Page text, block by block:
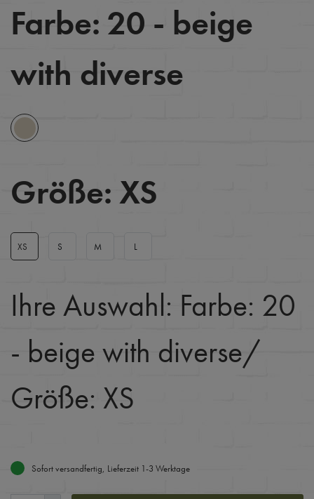
Farbe: 20 - beige
with diverse
Größe:XS
XS S M L
Ihre Auswahl: Farbe: 20
- beige with diverse/
Größe: XS
Sofort versandfertig, Lieferzeit 1-3 Werktage